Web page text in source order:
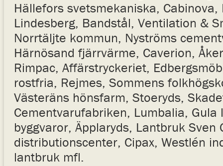
Hällefors svetsmekaniska,
Lindesberg, Bandstål, Ventilation &
Norrtäljte kommun, Nyströms
Härnösand fjärrvärme, Caverion,
Rimpac, Affärstryckeriet,
rostfria, Rejmes, Sommens
Västeräns hönsfarm, Stoeryds,
Cementvarufabriken, Lumbalia, Gula
byggvaror, Äpplaryds, Lantbruk Sven
distributionscenter, Cipax, Westlén
lantbruk mfl.